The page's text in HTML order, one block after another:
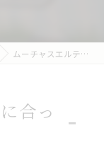
ムーチャスエルテの想い
合っ